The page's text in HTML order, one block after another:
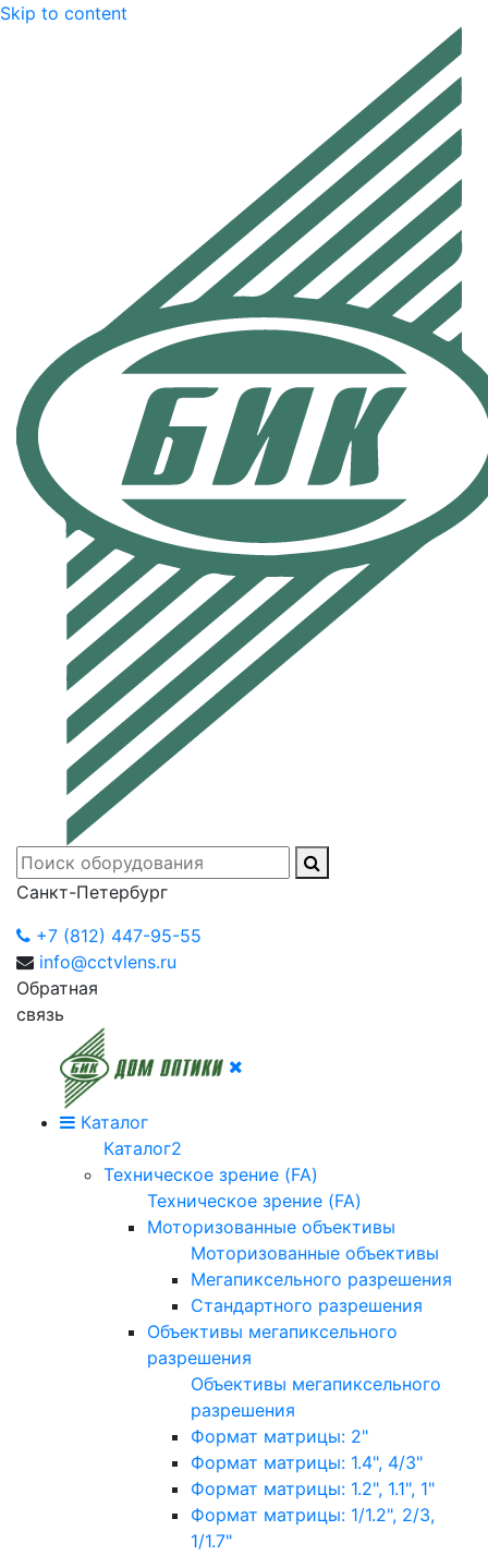
Skip to content
Санкт-Петербург
+7 (812) 447-95-55
info@cctvlens.ru
Обратная
связь
Каталог
Каталог2
Техническое зрение (FA)
Техническое зрение (FA)
Моторизованные объективы
Моторизованные объективы
Мегапиксельного разрешения
Стандартного разрешения
Объективы мегапиксельного
разрешения
Объективы мегапиксельного
разрешения
Формат матрицы: 2"
Формат матрицы: 1.4", 4/3"
Формат матрицы: 1.2", 1.1", 1"
Формат матрицы: 1/1.2", 2/3,
1/1.7"